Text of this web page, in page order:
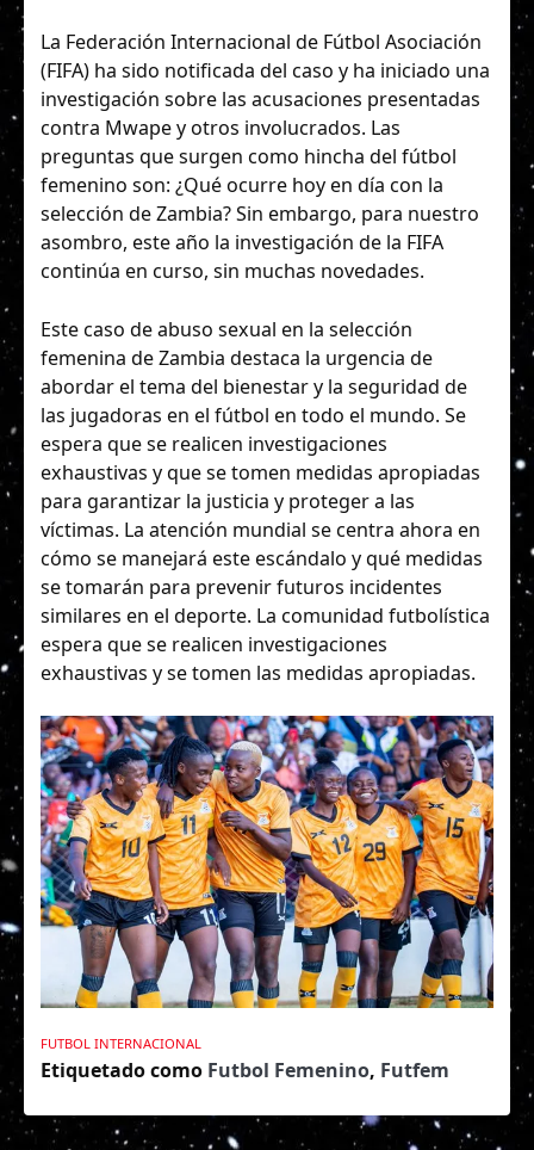
La Federación Internacional de Fútbol Asociación
(FIFA) ha sido notificada del caso y ha iniciado una
investigación sobre las acusaciones presentadas
contra Mwape y otros involucrados. Las
preguntas que surgen como hincha del fútbol
femenino son: ¿Qué ocurre hoy en día con la
selección de Zambia? Sin embargo, para nuestro
asombro, este año la investigación de la FIFA
continúa en curso, sin muchas novedades.
Este caso de abuso sexual en la selección
femenina de Zambia destaca la urgencia de
abordar el tema del bienestar y la seguridad de
las jugadoras en el fútbol en todo el mundo. Se
espera que se realicen investigaciones
exhaustivas y que se tomen medidas apropiadas
para garantizar la justicia y proteger a las
víctimas. La atención mundial se centra ahora en
cómo se manejará este escándalo y qué medidas
se tomarán para prevenir futuros incidentes
similares en el deporte. La comunidad futbolística
espera que se realicen investigaciones
exhaustivas y se tomen las medidas apropiadas.
FUTBOL INTERNACIONAL
Etiquetado como Futbol Femenino, Futfem